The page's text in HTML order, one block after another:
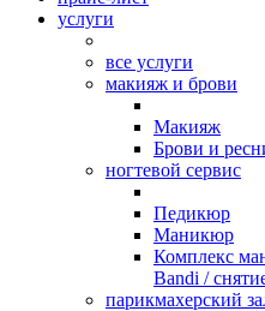
услуги
все услуги
макияж и брови
Макияж
Брови и
ногтевой сервис
Педикюр
Маникюр
Комплекс
Bandi /
парикмахерский